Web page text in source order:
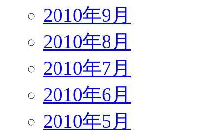
2010年9月
2010年8月
2010年7月
2010年6月
2010年5月